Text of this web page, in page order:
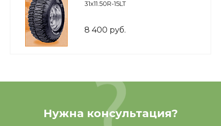
31х11.50R-15LT
8 400 руб.
Нужна консультация?